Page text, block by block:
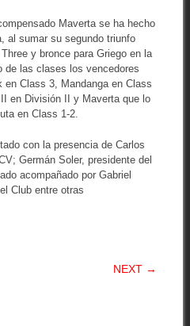
Maverta se ha hecho
al sumar su segundo triunfo
y bronce para Griego en la
de las clases los vencedores
en Class 3, Mandanga en Class
en División II y Maverta que lo
en Class 1-2.
con la presencia de Carlos
Germán Soler, presidente del
acompañado por Gabriel
Club entre otras
NEXT →